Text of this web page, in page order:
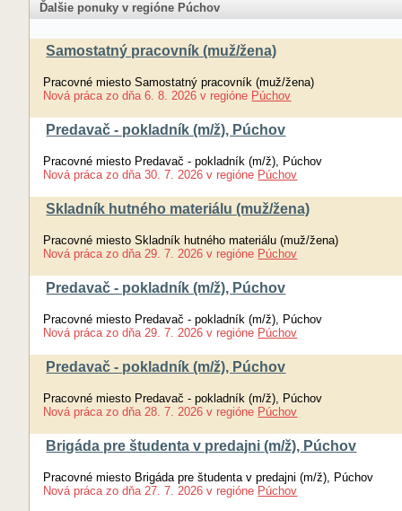
Ďalšie ponuky v regióne Púchov
Samostatný pracovník (muž/žena)
Pracovné miesto Samostatný pracovník (muž/žena)
Nová práca zo dňa 6. 8. 2026 v regióne Púchov
Predavač - pokladník (m/ž), Púchov
Pracovné miesto Predavač - pokladník (m/ž), Púchov
Nová práca zo dňa 30. 7. 2026 v regióne Púchov
Skladník hutného materiálu (muž/žena)
Pracovné miesto Skladník hutného materiálu (muž/žena)
Nová práca zo dňa 29. 7. 2026 v regióne Púchov
Predavač - pokladník (m/ž), Púchov
Pracovné miesto Predavač - pokladník (m/ž), Púchov
Nová práca zo dňa 29. 7. 2026 v regióne Púchov
Predavač - pokladník (m/ž), Púchov
Pracovné miesto Predavač - pokladník (m/ž), Púchov
Nová práca zo dňa 28. 7. 2026 v regióne Púchov
Brigáda pre študenta v predajni (m/ž), Púchov
Pracovné miesto Brigáda pre študenta v predajni (m/ž), Púchov
Nová práca zo dňa 27. 7. 2026 v regióne Púchov